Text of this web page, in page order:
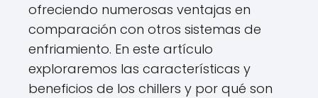
ofreciendo numerosas ventajas en
comparación con otros sistemas de
enfriamiento. En este artículo
exploraremos las características y
beneficios de los chillers y por qué son